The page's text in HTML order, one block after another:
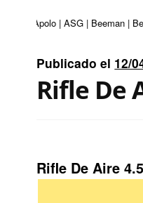
| Apolo | ASG | Beeman |
Publicado el 12/
Rifle De
Rifle De Aire